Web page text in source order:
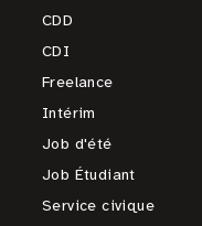
CDD
CDI
Freelance
Intérim
Job d'été
Job Étudiant
Service civique